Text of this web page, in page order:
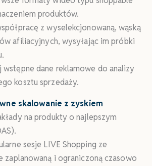
produktów.
z wyselekcjonowaną, wąską
afiliacyjnych, wysyłając im próbki
dane reklamowe do analizy
kosztu sprzedaży.
skalowanie z zyskiem
na produkty o najlepszym
sesje LIVE Shopping ze
zaplanowaną i ograniczoną czasowo